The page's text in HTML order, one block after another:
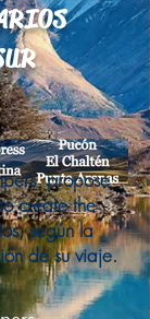
propose
create the
según la
de su viaje.